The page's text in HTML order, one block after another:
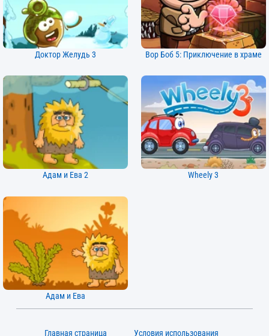
Доктор Желудь 3 Вор Боб 5: Приключение в храме
Адам и Ева 2 Wheely 3
Адам и Ева
Главная страница Условия использования